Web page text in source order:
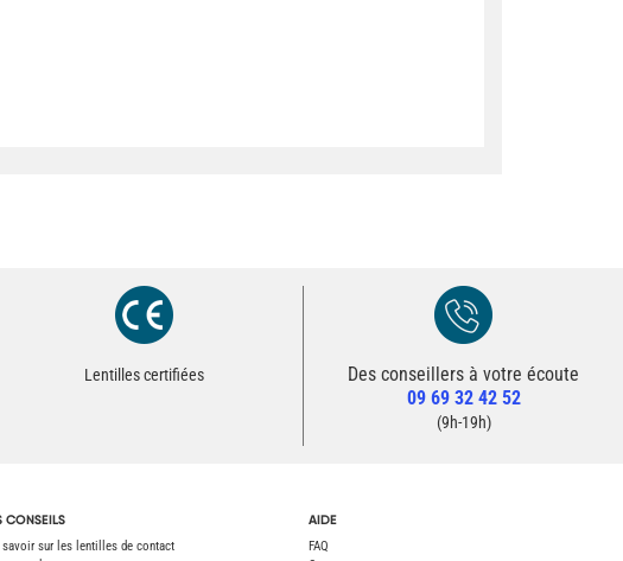
Lentilles certifiées Redirection vers la page Contact du site
Des conseillers à votre écoute
09 69 32 42 52
Contacter un conseiller
(9h-19h)
CONSEILS
savoir sur les lentilles de contact
AIDE
FAQ